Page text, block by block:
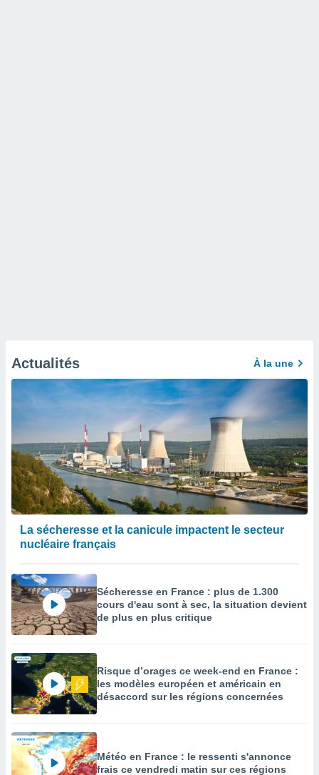
Actualités À la une
La sécheresse et la canicule impactent le secteur
nucléaire français
Sécheresse en France : plus de 1.300
cours d'eau sont à sec, la situation devient
de plus en plus critique
Risque d’orages ce week-end en France :
les modèles européen et américain en
désaccord sur les régions concernées
Météo en France : le ressenti s'annonce
frais ce vendredi matin sur ces régions